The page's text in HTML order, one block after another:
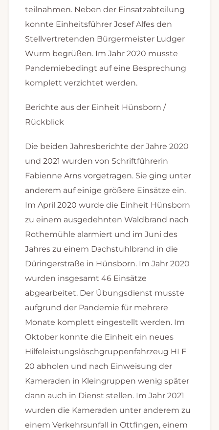
teilnahmen. Neben der Einsatzabteilung
konnte Einheitsführer Josef Alfes den
Stellvertretenden Bürgermeister Ludger
Wurm begrüßen. Im Jahr 2020 musste
Pandemiebedingt auf eine Besprechung
komplett verzichtet werden.
Berichte aus der Einheit Hünsborn /
Rückblick
Die beiden Jahresberichte der Jahre 2020
und 2021 wurden von Schriftführerin
Fabienne Arns vorgetragen. Sie ging unter
anderem auf einige größere Einsätze ein.
Im April 2020 wurde die Einheit Hünsborn
zu einem ausgedehnten Waldbrand nach
Rothemühle alarmiert und im Juni des
Jahres zu einem Dachstuhlbrand in die
Düringerstraße in Hünsborn. Im Jahr 2020
wurden insgesamt 46 Einsätze
abgearbeitet. Der Übungsdienst musste
aufgrund der Pandemie für mehrere
Monate komplett eingestellt werden. Im
Oktober konnte die Einheit ein neues
Hilfeleistungslöschgruppenfahrzeug HLF
20 abholen und nach Einweisung der
Kameraden in Kleingruppen wenig später
dann auch in Dienst stellen. Im Jahr 2021
wurden die Kameraden unter anderem zu
einem Verkehrsunfall in Ottfingen, einem